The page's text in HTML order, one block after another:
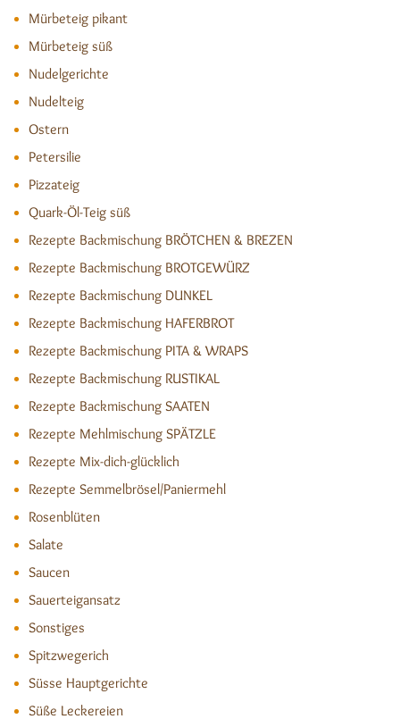
Mürbeteig pikant
Mürbeteig süß
Nudelgerichte
Nudelteig
Ostern
Petersilie
Pizzateig
Quark-Öl-Teig süß
Rezepte Backmischung BRÖTCHEN & BREZEN
Rezepte Backmischung BROTGEWÜRZ
Rezepte Backmischung DUNKEL
Rezepte Backmischung HAFERBROT
Rezepte Backmischung PITA & WRAPS
Rezepte Backmischung RUSTIKAL
Rezepte Backmischung SAATEN
Rezepte Mehlmischung SPÄTZLE
Rezepte Mix-dich-glücklich
Rezepte Semmelbrösel/Paniermehl
Rosenblüten
Salate
Saucen
Sauerteigansatz
Sonstiges
Spitzwegerich
Süsse Hauptgerichte
Süße Leckereien